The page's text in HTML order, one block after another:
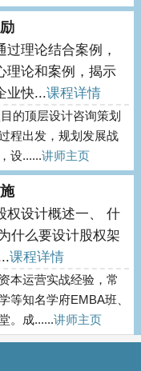
过理论结合案例，
理论和案例，揭示
业快...课程详情
的顶层设计咨询策划
程出发，规划发展战
设......讲师主页
权设计概述一、 什
什么要设计股权架
课程详情
本运营实战经验，常
等知名学府EMBA班、
。成......讲师主页